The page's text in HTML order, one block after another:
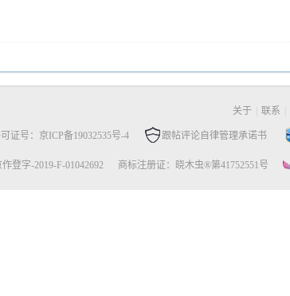
关于 联系
证号：京ICP备19032535号-4 跟帖评论自律管理承诺书
登字-2019-F-01042692 商标注册证：晓木虫®第41752551号